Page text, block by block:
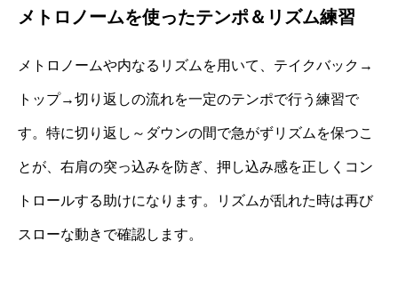
メトロノームを使ったテンポ＆リズム練習
メトロノームや内なるリズムを用いて、テイクバック→
トップ→切り返しの流れを一定のテンポで行う練習で
す。特に切り返し～ダウンの間で急がずリズムを保つこ
とが、右肩の突っ込みを防ぎ、押し込み感を正しくコン
トロールする助けになります。リズムが乱れた時は再び
スローな動きで確認します。